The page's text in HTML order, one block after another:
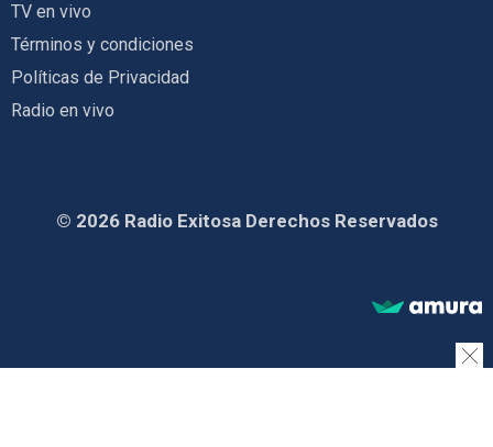
TV en vivo
Términos y condiciones
Políticas de Privacidad
Radio en vivo
© 2026 Radio Exitosa Derechos Reservados